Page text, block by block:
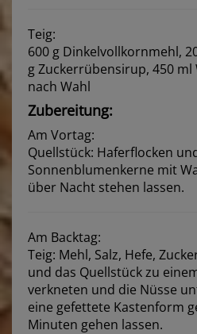
Teig:
600 g Dinkelvollkornmehl,
g Zuckerrübensirup, 450 ml
nach Wahl
Zubereitung:
Am Vortag:
Quellstück: Haferflocken
Sonnenblumenkerne mit
über Nacht stehen lassen.
Am Backtag:
Teig: Mehl, Salz, Hefe,
und das Quellstück zu
verkneten und die Nüsse
eine gefettete Kastenform
Minuten gehen lassen.